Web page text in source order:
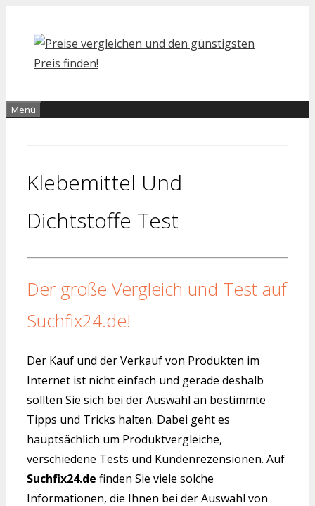
Inhalt
springen
Menü
Klebemittel Und
Dichtstoffe Test
Der große Vergleich und Test auf
Suchfix24.de!
Der Kauf und der Verkauf von Produkten im
Internet ist nicht einfach und gerade deshalb
sollten Sie sich bei der Auswahl an bestimmte
Tipps und Tricks halten. Dabei geht es
hauptsächlich um Produktvergleiche,
verschiedene Tests und Kundenrezensionen. Auf
Suchfix24.de finden Sie viele solche
Informationen, die Ihnen bei der Auswahl von